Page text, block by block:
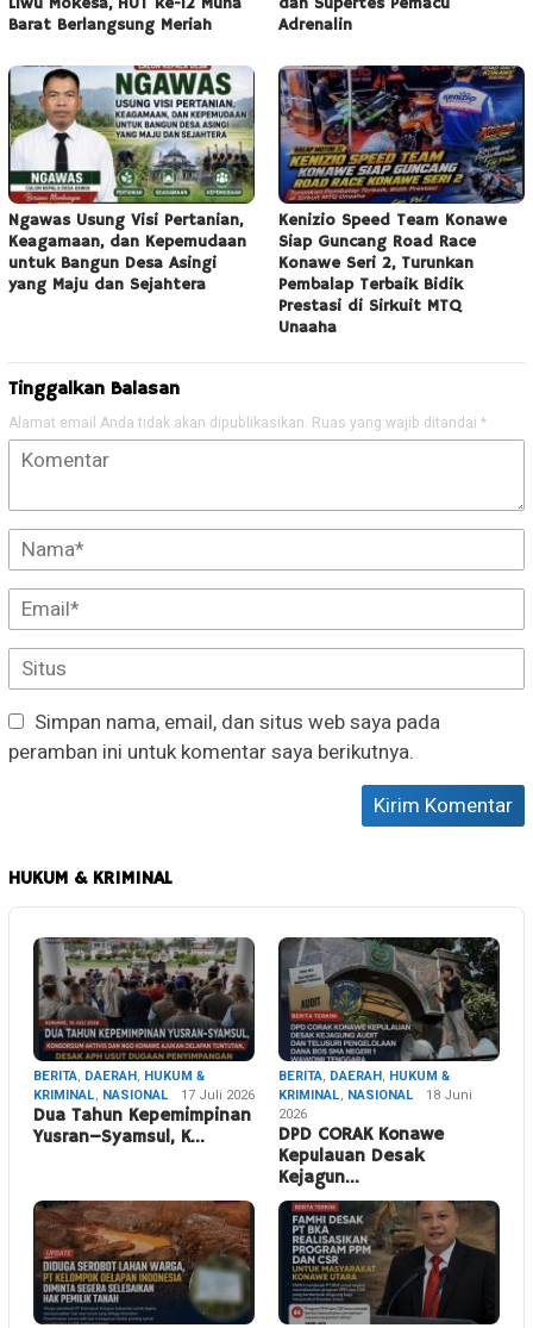
Barat Berlangsung Meriah
Adrenalin
Ngawas Usung Visi Pertanian,
Keagamaan, dan Kepemudaan
untuk Bangun Desa Asingi
yang Maju dan Sejahtera
Kenizio Speed Team Konawe
Siap Guncang Road Race
Konawe Seri 2, Turunkan
Pembalap Terbaik Bidik
Prestasi di Sirkuit MTQ
Unaaha
Tinggalkan Balasan
Alamat email Anda tidak akan dipublikasikan. Ruas yang wajib ditandai *
Simpan nama, email, dan situs web saya pada
peramban ini untuk komentar saya berikutnya.
HUKUM & KRIMINAL
BERITA, DAERAH, HUKUM &
KRIMINAL, NASIONAL 17 Juli 2026
Dua Tahun Kepemimpinan
Yusran–Syamsul, K…
BERITA, DAERAH, HUKUM &
KRIMINAL, NASIONAL
18 Juni
2026
DPD CORAK Konawe
Kepulauan Desak
Kejagun…